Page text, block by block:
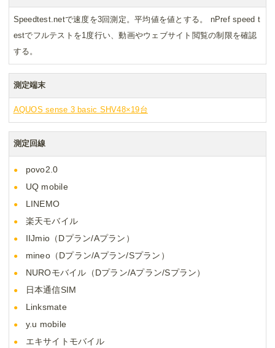
Speedtest.netで速度を3回測定。平均値を値とする。 nPref speed t
estでフルテストを1度行い、動画やウェブサイト閲覧の制限を確認
する。
測定端末
AQUOS sense 3 basic SHV48×19台
測定回線
povo2.0
UQ mobile
LINEMO
楽天モバイル
IIJmio（Dプラン/Aプラン）
mineo（Dプラン/Aプラン/Sプラン）
NUROモバイル（Dプラン/Aプラン/Sプラン）
日本通信SIM
Linksmate
y.u mobile
エキサイトモバイル